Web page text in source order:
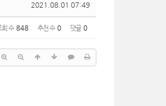
2021.08.01 07:49
회 수 848 추천 수 0 댓글 0